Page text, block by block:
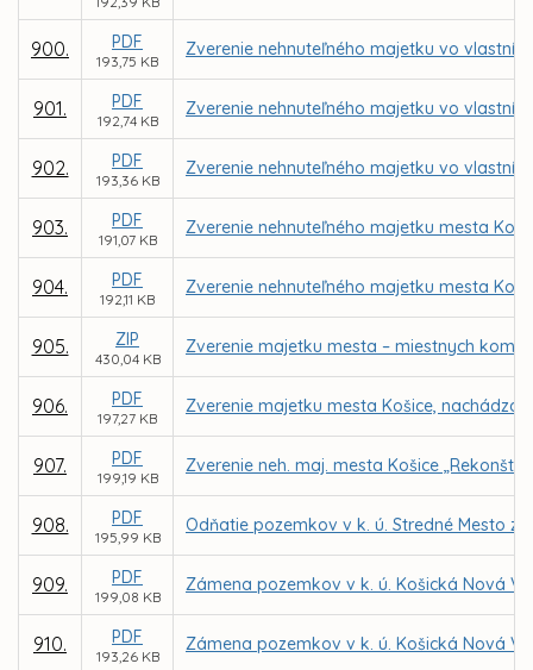
900. PDF
193,75 KB
Zverenie nehnuteľného majetku vo
901. PDF
192,74 KB
Zverenie nehnuteľného majetku vo
902. PDF
193,36 KB
Zverenie nehnuteľného majetku vo
903. PDF
191,07 KB
Zverenie nehnuteľného majetku mesta
904. PDF
192,11 KB
Zverenie nehnuteľného majetku mesta
905. ZIP
430,04 KB
Zverenie majetku mesta – miestnych
906. PDF
197,27 KB
Zverenie majetku mesta Košice,
907. PDF
199,19 KB
Zverenie neh. maj. mesta Košice
908. PDF
195,99 KB
Odňatie pozemkov v k. ú. Stredné Mesto
909. PDF
199,08 KB
Zámena pozemkov v k. ú. Košická Nová
910. PDF
193,26 KB
Zámena pozemkov v k. ú. Košická Nová